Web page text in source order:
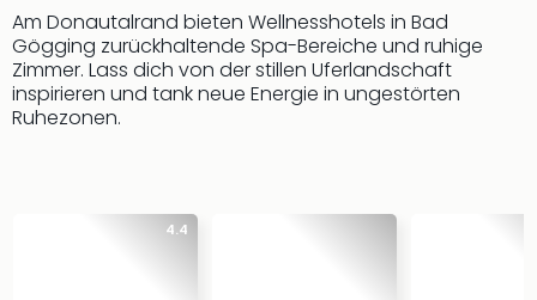
Am Donautalrand bieten Wellnesshotels in Bad
Gögging zurückhaltende Spa-Bereiche und ruhige
Zimmer. Lass dich von der stillen Uferlandschaft
inspirieren und tank neue Energie in ungestörten
Ruhezonen.
4.4